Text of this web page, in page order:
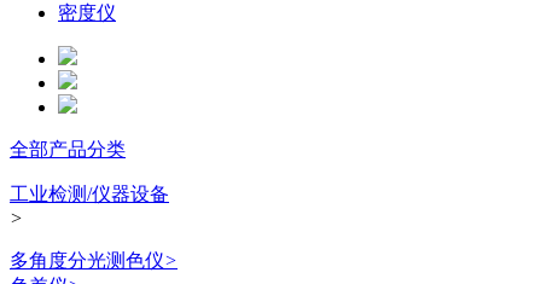
密度仪
全部产品分类
工业检测/仪器设备
>
多角度分光测色仪>